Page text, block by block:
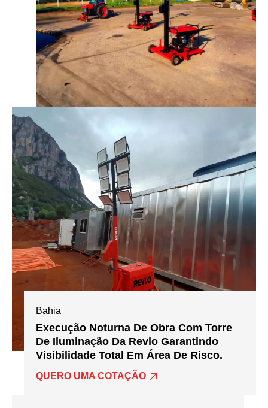
Bahia
Execução Noturna De Obra Com Torre
De Iluminação Da Revlo Garantindo
Visibilidade Total Em Área De Risco.
QUERO UMA COTAÇÃO